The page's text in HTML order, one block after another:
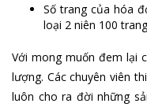
Số trang của hóa
loại 2 niên 100
Với mong muốn đem lại
lượng. Các chuyên viên
luôn cho ra đời những